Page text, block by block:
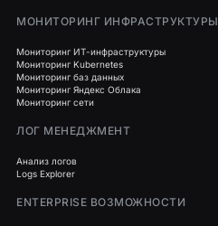
МОНИТОРИНГ ИНФРАСТРУКТУРЫ
Мониторинг ИТ-инфраструктуры
Мониторинг Kubernetes
Мониторинг баз данных
Мониторинг Яндекс Облака
Мониторинг сети
ЛОГ МЕНЕДЖМЕНТ
Анализ логов
Logs Explorer
ENTERPRISE ВОЗМОЖНОСТИ